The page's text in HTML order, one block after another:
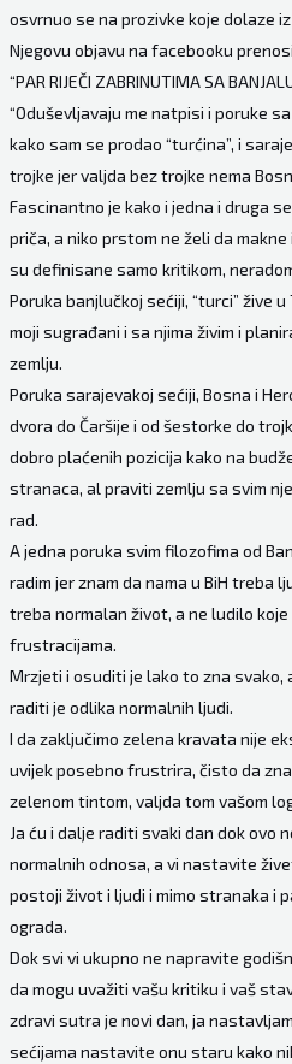
osvrnuo se na prozivke koje dolaze iz
Njegovu objavu na facebooku
“PAR RIJEČI ZABRINUTIMA SA
“Oduševljavaju me natpisi i poruke
kako sam se prodao “turćina”, i
trojke jer valjda bez trojke nema
Fascinantno je kako i jedna i druga
priča, a niko prstom ne želi da
su definisane samo kritikom,
Poruka banjlučkoj sećiji, “turci” žive
moji sugrađani i sa njima živim i
zemlju.
Poruka sarajevakoj sećiji, Bosna i
dvora do Čaršije i od šestorke do
dobro plaćenih pozicija kako na
stranaca, al praviti zemlju sa svim
rad.
A jedna poruka svim filozofima od
radim jer znam da nama u BiH treba
treba normalan život, a ne ludilo
frustracijama.
Mrzjeti i osuditi je lako to zna svako,
raditi je odlika normalnih ljudi.
I da zaključimo zelena kravata nije
uvijek posebno frustrira, čisto da
zelenom tintom, valjda tom vašom
Ja ću i dalje raditi svaki dan dok ovo
normalnih odnosa, a vi nastavite
postoji život i ljudi i mimo stranaka i
ograda.
Dok svi vi ukupno ne napravite
da mogu uvažiti vašu kritiku i vaš
zdravi sutra je novi dan, ja
sećijama nastavite onu staru kako